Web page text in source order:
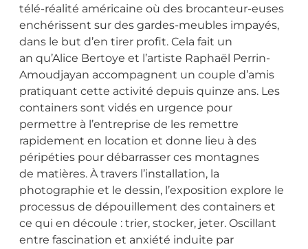
télé-réalité américaine où des brocanteur-euses
enchérissent sur des gardes-meubles impayés,
dans le but d’en tirer profit. Cela fait un
an qu’Alice Bertoye et l’artiste Raphaël Perrin-
Amoudjayan accompagnent un couple d’amis
pratiquant cette activité depuis quinze ans. Les
containers sont vidés en urgence pour
permettre à l’entreprise de les remettre
rapidement en location et donne lieu à des
péripéties pour débarrasser ces montagnes
de matières. À travers l’installation, la
photographie et le dessin, l’exposition explore le
processus de dépouillement des containers et
ce qui en découle : trier, stocker, jeter. Oscillant
entre fascination et anxiété induite par